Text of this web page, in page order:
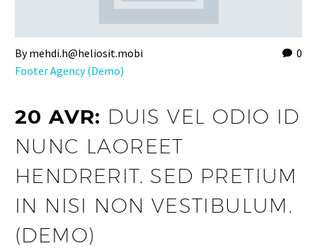
0
By mehdi.h@heliosit.mobi
Footer Agency (Demo)
20 AVR: DUIS VEL ODIO ID
NUNC LAOREET
HENDRERIT. SED PRETIUM
IN NISI NON VESTIBULUM.
(DEMO)